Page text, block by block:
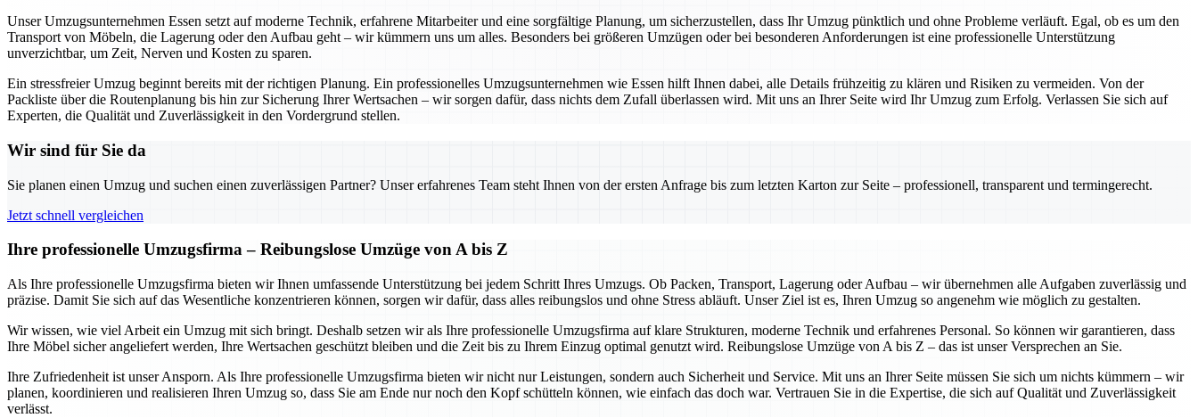
Unser Umzugsunternehmen Essen setzt auf moderne Technik, erfahrene Mitarbeiter und eine sorgfältige Planung, um sicherzustellen, dass Ihr Umzug pünktlich und ohne Probleme verläuft. Egal, ob es um den
Transport von Möbeln, die Lagerung oder den Aufbau geht – wir kümmern uns um alles. Besonders bei größeren Umzügen oder bei besonderen Anforderungen ist eine professionelle Unterstützung
unverzichtbar, um Zeit, Nerven und Kosten zu sparen.
Ein stressfreier Umzug beginnt bereits mit der richtigen Planung. Ein professionelles Umzugsunternehmen wie Essen hilft Ihnen dabei, alle Details frühzeitig zu klären und Risiken zu vermeiden. Von der
Packliste über die Routenplanung bis hin zur Sicherung Ihrer Wertsachen – wir sorgen dafür, dass nichts dem Zufall überlassen wird. Mit uns an Ihrer Seite wird Ihr Umzug zum Erfolg. Verlassen Sie sich auf
Experten, die Qualität und Zuverlässigkeit in den Vordergrund stellen.
Wir sind für Sie da
Sie planen einen Umzug und suchen einen zuverlässigen Partner? Unser erfahrenes Team steht Ihnen von der ersten Anfrage bis zum letzten Karton zur Seite – professionell, transparent und termingerecht.
Jetzt schnell vergleichen
Ihre professionelle Umzugsfirma – Reibungslose Umzüge von A bis Z
Als Ihre professionelle Umzugsfirma bieten wir Ihnen umfassende Unterstützung bei jedem Schritt Ihres Umzugs. Ob Packen, Transport, Lagerung oder Aufbau – wir übernehmen alle Aufgaben zuverlässig und
präzise. Damit Sie sich auf das Wesentliche konzentrieren können, sorgen wir dafür, dass alles reibungslos und ohne Stress abläuft. Unser Ziel ist es, Ihren Umzug so angenehm wie möglich zu gestalten.
Wir wissen, wie viel Arbeit ein Umzug mit sich bringt. Deshalb setzen wir als Ihre professionelle Umzugsfirma auf klare Strukturen, moderne Technik und erfahrenes Personal. So können wir garantieren, dass
Ihre Möbel sicher angeliefert werden, Ihre Wertsachen geschützt bleiben und die Zeit bis zu Ihrem Einzug optimal genutzt wird. Reibungslose Umzüge von A bis Z – das ist unser Versprechen an Sie.
Ihre Zufriedenheit ist unser Ansporn. Als Ihre professionelle Umzugsfirma bieten wir nicht nur Leistungen, sondern auch Sicherheit und Service. Mit uns an Ihrer Seite müssen Sie sich um nichts kümmern – wir
planen, koordinieren und realisieren Ihren Umzug so, dass Sie am Ende nur noch den Kopf schütteln können, wie einfach das doch war. Vertrauen Sie in die Expertise, die sich auf Qualität und Zuverlässigkeit
verlässt.